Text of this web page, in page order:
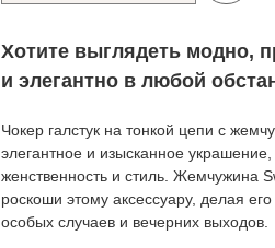
Хотите выглядеть модно,
и элегантно в любой
Чокер галстук на тонкой цепи с
элегантное и изысканное
женственность и стиль. Жемчужина
роскоши этому аксессуару, делая
особых случаев и вечерних выходов.